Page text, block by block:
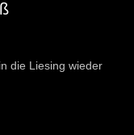
die Liesing wieder